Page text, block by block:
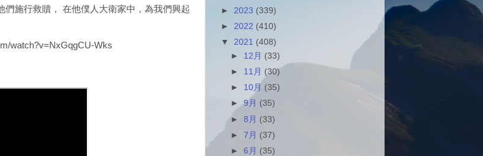
施行救贖， 在他僕人大衛家中，為我們興起
watch?v=NxGqgCU-Wks
► 2023 (339)
► 2022 (410)
▼ 2021 (408)
► 12月 (33)
► 11月 (30)
► 10月 (35)
►9月 (35)
►8月 (33)
►7月 (37)
►6月 (35)